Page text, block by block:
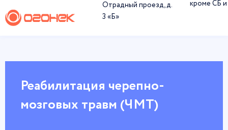
Отрадный проезд, д.
3 «Б»
кроме СБ
Реабилитация черепно-
мозговых травм (ЧМТ)